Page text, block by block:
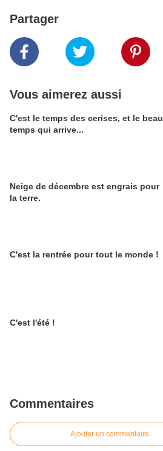
Partager
Vous aimerez aussi
C'est le temps des cerises, et le beau
temps qui arrive...
Neige de décembre est engrais pour
la terre.
C'est la rentrée pour tout le monde !
C'est l'été !
Commentaires
Ajouter un commentaire